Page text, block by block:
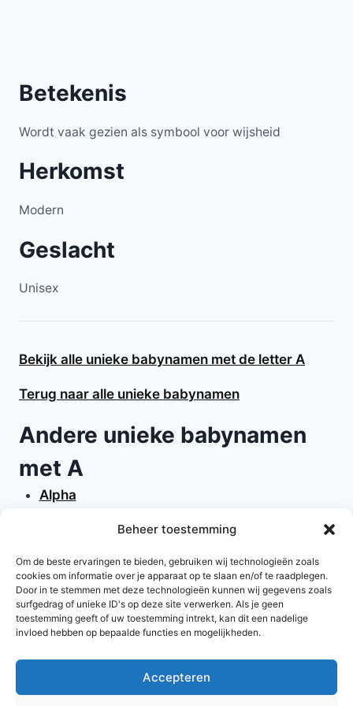
Beheer toestemming
Om de beste ervaringen te bieden, gebruiken wij technologieën zoals
cookies om informatie over je apparaat op te slaan en/of te raadplegen.
Door in te stemmen met deze technologieën kunnen wij gegevens zoals
surfgedrag of unieke ID's op deze site verwerken. Als je geen
toestemming geeft of uw toestemming intrekt, kan dit een nadelige
invloed hebben op bepaalde functies en mogelijkheden.
Accepteren
Betekenis
Wordt vaak gezien als symbool voor wijsheid
Herkomst
Modern
Geslacht
Unisex
Bekijk alle unieke babynamen met de letter A
Terug naar alle unieke babynamen
Andere unieke babynamen
met A
Alpha
Avenel
Anton
Artimis